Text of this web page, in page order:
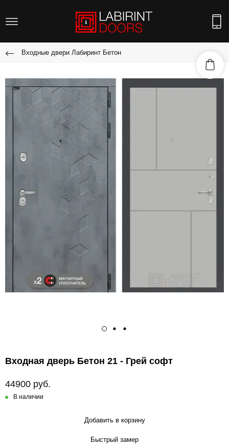
Входные двери Лабиринт Бетон
Входная дверь Бетон 21 - Грей софт
44900 руб.
В наличии
Добавить в корзину
Быстрый замер